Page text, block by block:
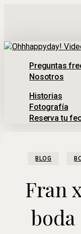
principal
Preguntas
Nosotros
Historias
Fotografía
Reserva tu
BLOG
Fran
boda